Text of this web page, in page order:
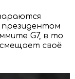
президентом
G7, в то
своё